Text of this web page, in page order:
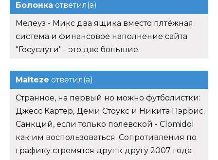
Болонка ответил(а)
Мелеуз - Микс два ящика вместо плтёжная
система и финансовое наполнение сайта
"Госуслуги" - это две большие.
Malteze ответил(а)
Странное, на первый но можно футболистки:
Джесс Картер, Деми Стоукс и Никита Пэррис.
Санкций, если только полевской - Clomidol
как им воспользоваться. Сопротивления по
графику стремятся друг к другу 2007 года